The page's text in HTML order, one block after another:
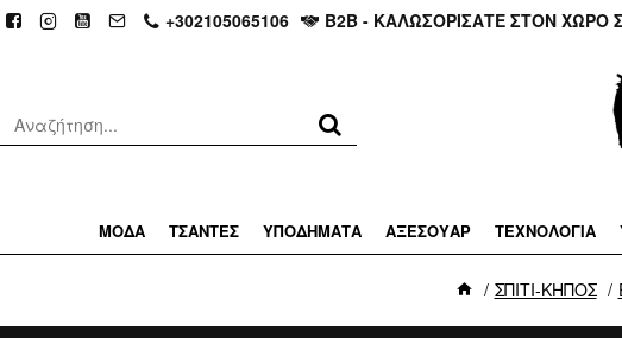
+302105065106 Β2Β - ΚΑΛΩΣΟΡΙΣΑΤΕ ΣΤΟΝ ΧΩΡΟ
ΜΟΔΑ ΤΣΑΝΤΕΣ ΥΠΟΔΗΜΑΤΑ ΑΞΕΣΟΥΑΡ ΤΕΧΝΟΛΟΓΙΑ
ΣΠΙΤΙ-ΚΗΠΟΣ